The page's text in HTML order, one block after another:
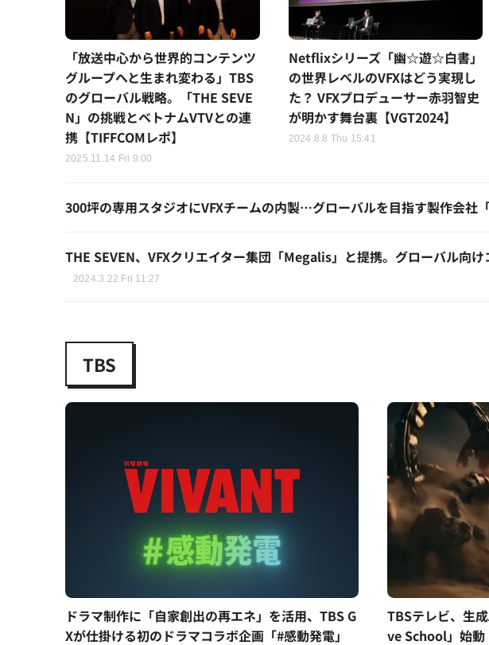
「放送中心から世界的コンテンツ
グループへと生まれ変わる」TBS
のグローバル戦略。「THE SEVE
N」の挑戦とベトナムVTVとの連
携【TIFFCOMレポ】
2025.11.14 Fri 9:00
Netflixシリーズ「幽☆遊☆白書」
の世界レベルのVFXはどう実現し
た？ VFXプロデューサー赤羽智史
が明かす舞台裏【VGT2024】
2024.8.8 Thu 15:41
300坪の専用スタジオにVFXチームの内製…グローバルを目指す製作会社
THE SEVEN、VFXクリエイター集団「Megalis」と提携。グローバル向
2024.3.22 Fri 11:27
TBS
ドラマ制作に「自家創出の再エネ」を活用、TBS G
Xが仕掛ける初のドラマコラボ企画「#感動発電」
TBSテレビ、生
ve School」始